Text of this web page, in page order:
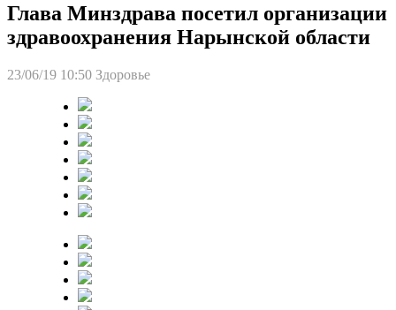
Глава Минздрава посетил организации
здравоохранения Нарынской области
23/06/19 10:50 Здоровье